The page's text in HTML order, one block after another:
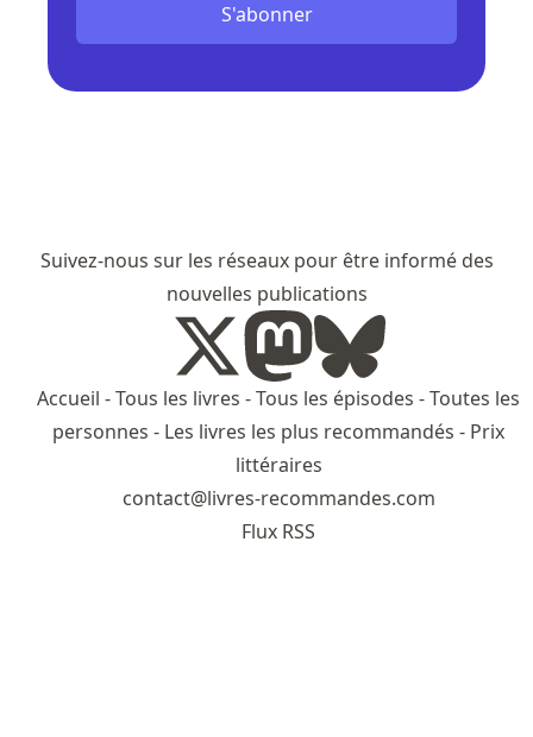
S'abonner
Suivez-nous sur les réseaux pour être informé des
nouvelles publications
Accueil -Tous les livres -Tous les épisodes -Toutes les
personnes - Les livres les plus recommandés - Prix
littéraires
contact@livres-recommandes.com
Flux RSS